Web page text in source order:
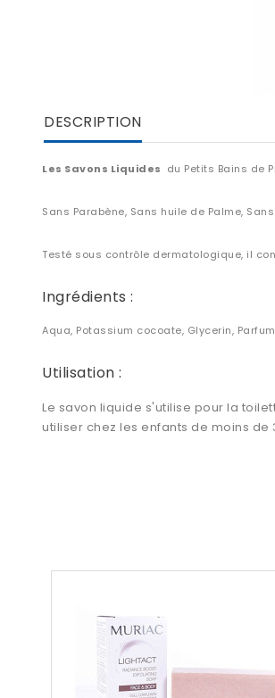
DESCRIPTION
Les Savons Liquides du Petits Bains de
Sans Parabène, Sans huile de Palme,
Testé sous contrôle dermatologique, il
Ingrédients :
Aqua, Potassium cocoate, Glycerin,
Utilisation :
Le savon liquide s'utilise pour la
utiliser chez les enfants de moins de